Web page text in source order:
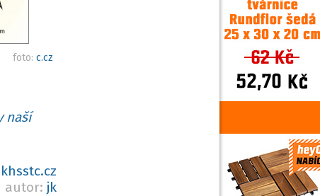
foto: c.cz
naší
khsstc.cz
autor: jk